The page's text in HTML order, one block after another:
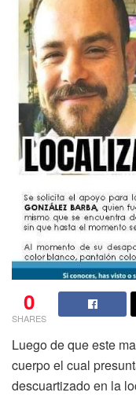
0
SHARES
Luego de que este
cuerpo el cual
descuartizado en la